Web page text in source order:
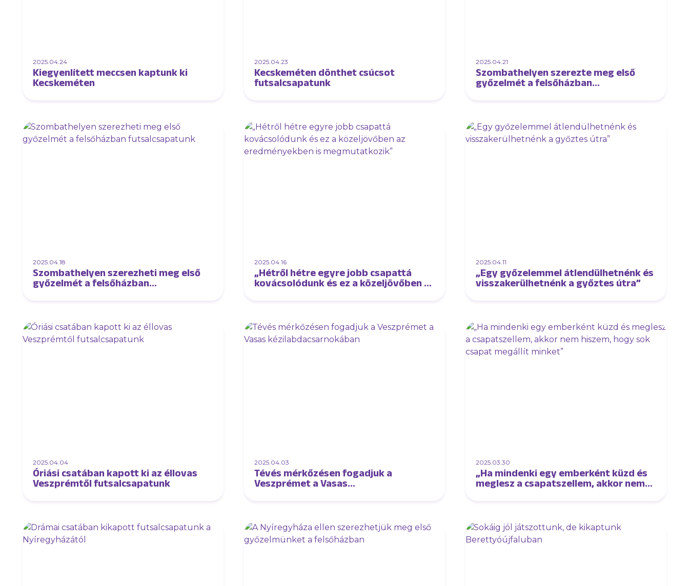
2025.04.24
Kiegyenlített meccsen kaptunk ki
Kecskeméten
2025.04.23
Kecskeméten dönthet csúcsot
futsalcsapatunk
2025.04.21
Szombathelyen szerezte meg első
győzelmét a felsőházban
2025.04.18
Szombathelyen szerezheti meg első
győzelmét a felsőházban
2025.04.16
„Hétről hétre egyre jobb csapattá
kovácsolódunk és ez a közeljövőben az
2025.04.11
„Egy győzelemmel átlendülhetnénk és
visszakerülhetnénk a győztes útra”
2025.04.04
Óriási csatában kapott ki az éllovas
Veszprémtől futsalcsapatunk
2025.04.03
Tévés mérkőzésen fogadjuk a
Veszprémet a Vasas
2025.03.30
„Ha mindenki egy emberként küzd és
meglesz a csapatszellem, akkor nem